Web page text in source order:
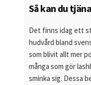
Så kan du
Det finns idag ett
hudvård bland
som blivit allt mer
många som gör
sminka sig. Dessa